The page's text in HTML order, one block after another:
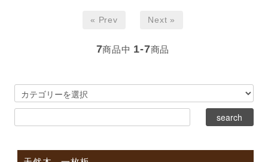
« Prev Next »
7商品中 1-7商品